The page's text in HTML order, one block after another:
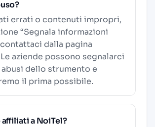
errati o contenuti impropri,
“Segnala informazioni
dalla pagina
Le aziende possono segnalarci
dello strumento e
il prima possibile.
a NoiTel?